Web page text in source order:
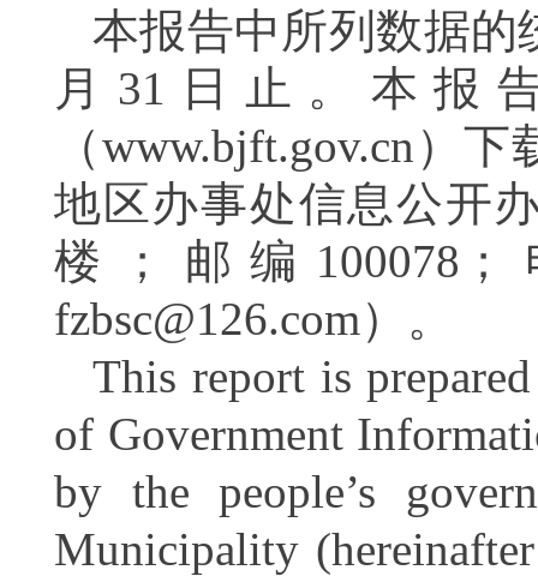
本报告中所列数据的
月31日止。本报
（www.bjft.gov.cn）
地区办事处信息公开
楼；邮编100078；
fzbsc@126.com）。
This report is
of Government
by the people’s
Municipality